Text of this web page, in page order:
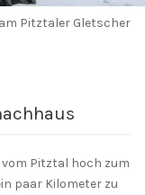
Pitztaler Gletscher
Pitztal hoch zum
paar Kilometer zu